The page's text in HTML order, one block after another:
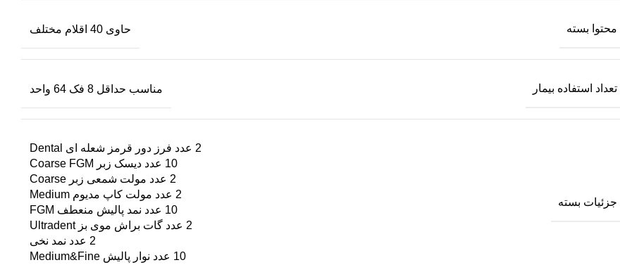
محتوا بسته حاوی 40 اقلام مختلف
تعداد استفاده بیمار مناسب حداقل 8 فک 64 واحد
جزئیات بسته
2 عدد فرز دور قرمز شعله ای Dental
10 عدد دیسک زبر Coarse FGM
2 عدد مولت شمعی زبر Coarse
2 عدد مولت کاپ مدیوم Medium
10 عدد نمد پالیش منعطف FGM
2 عدد گات براش موی بز Ultradent
2 عدد نمد نخی
10 عدد نوار پالیش Medium&Fine